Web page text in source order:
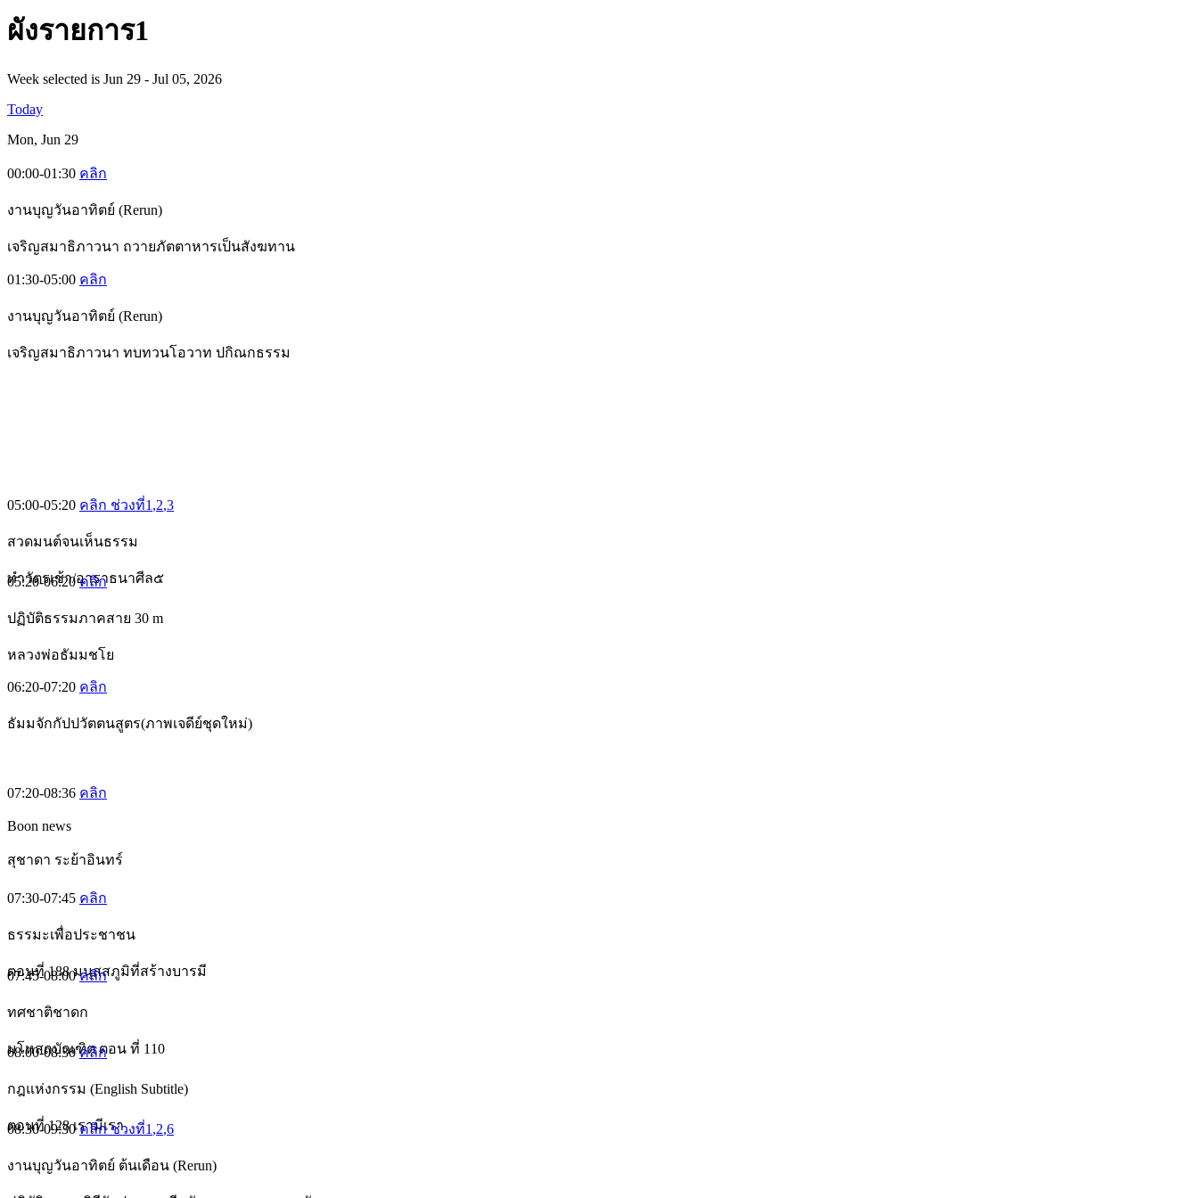
ผังรายการ1
Week selected is Jun 29 - Jul 05, 2026
Today
Mon, Jun 29
00:00-01:30 คลิก
งานบุญวันอาทิตย์ (Rerun)
เจริญสมาธิภาวนา ถวายภัตตาหารเป็นสังฆทาน
01:30-05:00 คลิก
งานบุญวันอาทิตย์ (Rerun)
เจริญสมาธิภาวนา ทบทวนโอวาท ปกิณกธรรม
05:00-05:20 คลิก ช่วงที่1 ,2,3
สวดมนต์จนเห็นธรรม
ทำวัตรเช้า/อาราธนาศีล๕
05:20-06:20คลิก
ปฏิบัติธรรมภาคสาย 30 m
หลวงพ่อธัมมชโย
06:20-07:20 คลิก
ธัมมจักกัปปวัตตนสูตร(ภาพเจดีย์ชุดใหม่)
07:20-08:36 คลิก
Boon news
สุชาดา ระย้าอินทร์
07:30-07:45 คลิก
ธรรมะเพื่อประชาชน
ตอนที่ 188 มนุสสภูมิที่สร้างบารมี
07:45-08:00คลิก
ทศชาติชาดก
มโหสถบัณฑิต ตอน ที่ 110
08:00-08:30คลิก
กฎแห่งกรรม (English Subtitle)
ตอนที่ 128 เรามีเรา
08:30-09:30คลิก ช่วงที่1 ,2,6
งานบุญวันอาทิตย์ ต้นเดือน (Rerun)